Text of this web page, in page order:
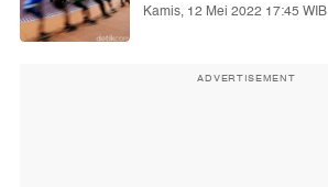
Kamis, 12 Mei 2022 17:45 WIB
ADVERTISEMENT